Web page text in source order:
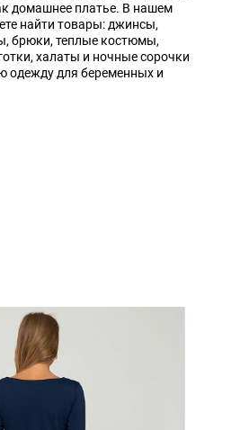
домашнее платье. В нашем
найти товары: джинсы,
брюки, теплые костюмы,
халаты и ночные сорочки
одежду для беременных и